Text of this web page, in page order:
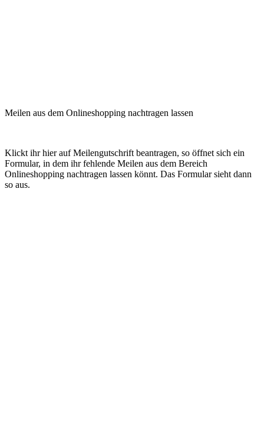
Meilen aus dem Onlineshopping nachtragen lassen
Klickt ihr hier auf Meilengutschrift beantragen, so öffnet sich ein
Formular, in dem ihr fehlende Meilen aus dem Bereich
Onlineshopping nachtragen lassen könnt. Das Formular sieht dann
so aus.